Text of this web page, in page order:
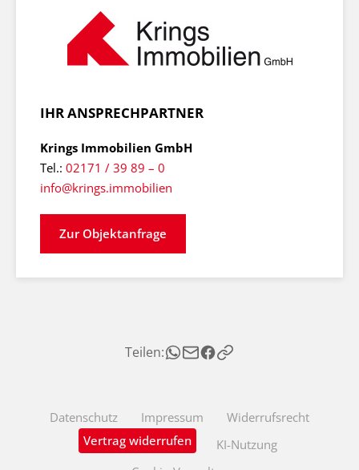
IHR ANSPRECHPARTNER
Krings Immobilien GmbH
Tel.: 02171 / 39 89 – 0
info@krings.immobilien
Zur Objektanfrage
Teilen:
Datenschutz Impressum
Widerrufsrecht
Vertrag widerrufen
KI-Nutzung